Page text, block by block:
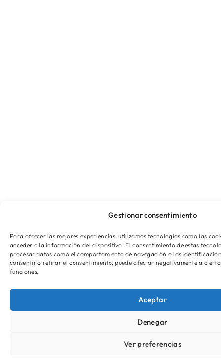
Gestionar consentimiento
Para ofrecer las mejores experiencias, utilizamos tecnologías como las
acceder a la información del dispositivo. El consentimiento de estas
procesar datos como el comportamiento de navegación o las
consentir o retirar el consentimiento, puede afectar negativamente a
funciones.
Aceptar
Denegar
Ver preferencias